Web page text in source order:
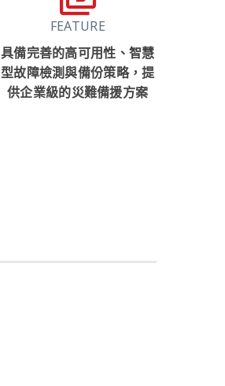
FEATURE
具備完善的高可用性、智慧
型故障檢測與備份策略，提
供企業級的災難備援方案